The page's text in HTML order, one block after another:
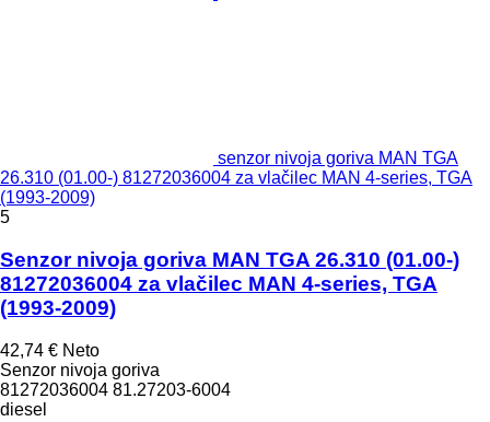
senzor nivoja goriva MAN TGA
26.310 (01.00-) 81272036004 za vlačilec MAN 4-series, TGA
(1993-2009)
5
Senzor nivoja goriva MAN TGA 26.310 (01.00-)
81272036004 za vlačilec MAN 4-series, TGA
(1993-2009)
42,74 € Neto
Senzor nivoja goriva
81272036004 81.27203-6004
diesel